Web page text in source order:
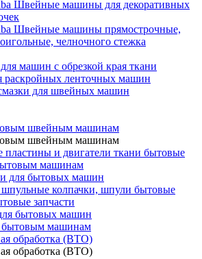
Швейные машины для декоративных
Швейные машины прямострочные,
челночного стежка
машин с обрезкой края ткани
раскройных ленточных машин
для швейных машин
швейным машинам
швейным машинам
пластины и двигатели ткани бытовые
машинам
для бытовых машин
колпачки, шпули бытовые
запчасти
бытовых машин
бытовым машинам
обработка (ВТО)
обработка (ВТО)